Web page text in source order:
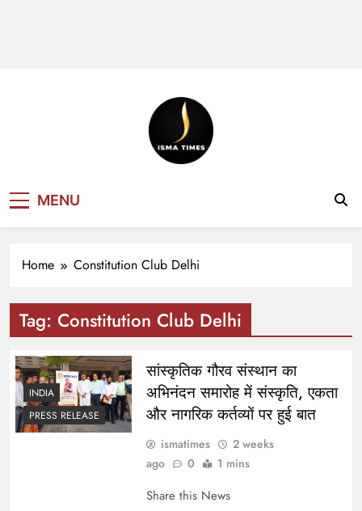
NEWS
MENU
Home Constitution Club Delhi
Tag: Constitution Club Delhi
INDIA
PRESS RELEASE
सांस्कृतिक गौरव संस्थान का
अभिनंदन समारोह में संस्कृति, एकता
और नागरिक कर्तव्यों पर हुई बात
ismatimes
2 weeks
ago
0 1 mins
Share this News